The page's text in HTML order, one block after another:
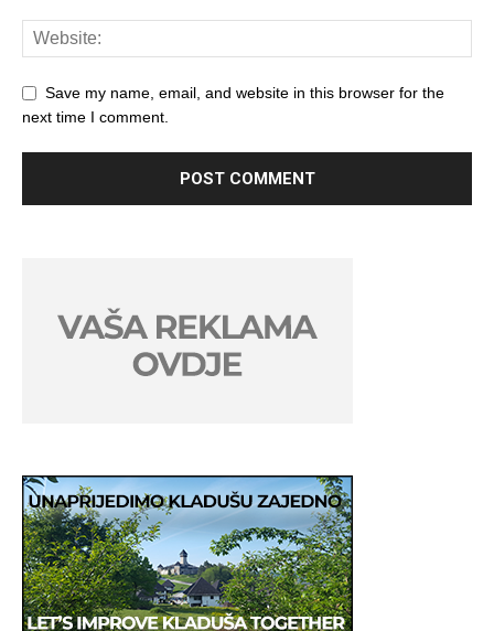
Save my name, email, and website in this browser for the
next time I comment.